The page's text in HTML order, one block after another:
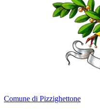
Comune di Pizzighettone